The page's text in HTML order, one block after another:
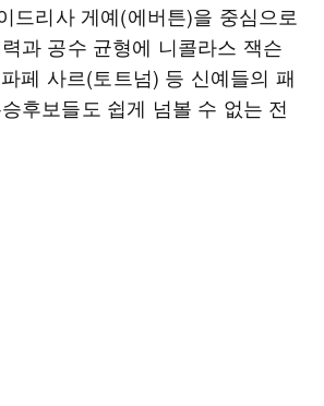
드리사 게예(에버튼)을 중심으로
과 공수 균형에 니콜라스 잭슨
페 사르(토트넘) 등 신예들의 패
후보들도 쉽게 넘볼 수 없는 전